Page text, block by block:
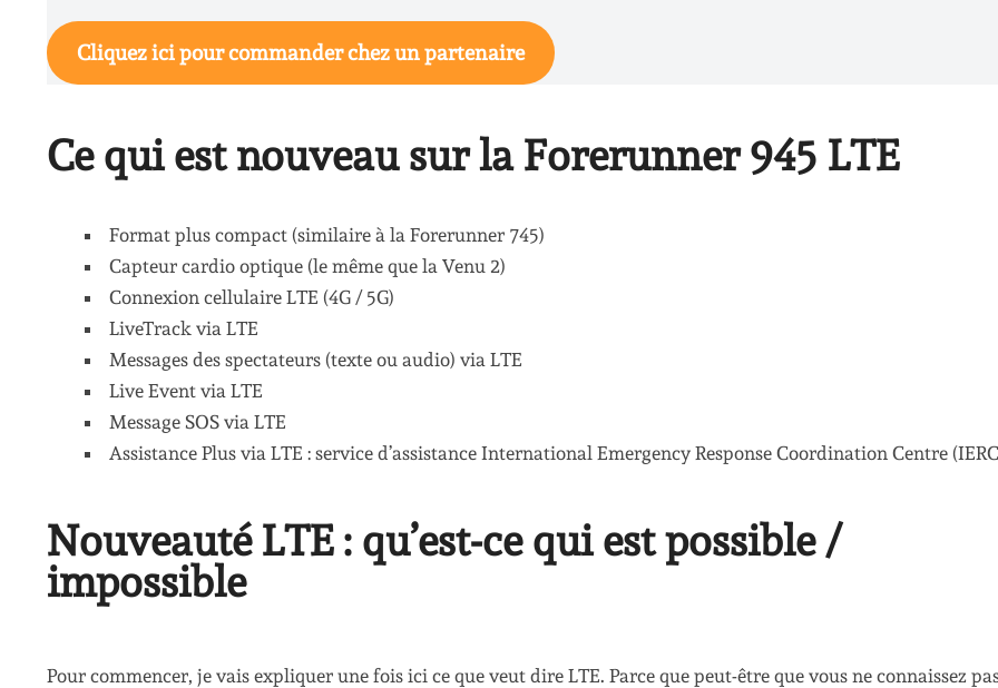
Cliquez ici pour commander chez un partenaire
Ce qui est nouveau sur la Forerunner 945 LTE
Format plus compact (similaire à la Forerunner 745)
Capteur cardio optique (le même que la Venu 2)
Connexion cellulaire LTE (4G / 5G)
LiveTrack via LTE
Messages des spectateurs (texte ou audio) via LTE
Live Event via LTE
Message SOS via LTE
Assistance Plus via LTE : service d’assistance International Emergency Response Coordination Centre
Nouveauté LTE : qu’est-ce qui est possible /
impossible
Pour commencer, je vais expliquer une fois ici ce que veut dire LTE. Parce que peut-être que vous ne connaissez